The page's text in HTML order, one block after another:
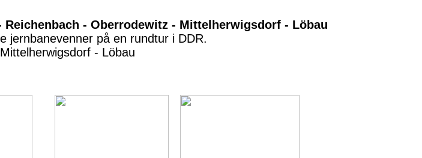
- Oberrodewitz - Mittelherwigsdorf - Löbau
jernbanevenner på en rundtur i DDR.
- Löbau